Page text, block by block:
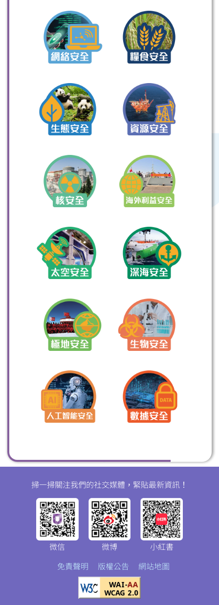
免責聲明 版權公告 網站地圖
掃一掃關注我們的社交媒體，緊貼最新資訊！
微信 微博 小紅書
掃一掃關注我們的社交媒體，緊貼最新資訊！
微信 小紅書